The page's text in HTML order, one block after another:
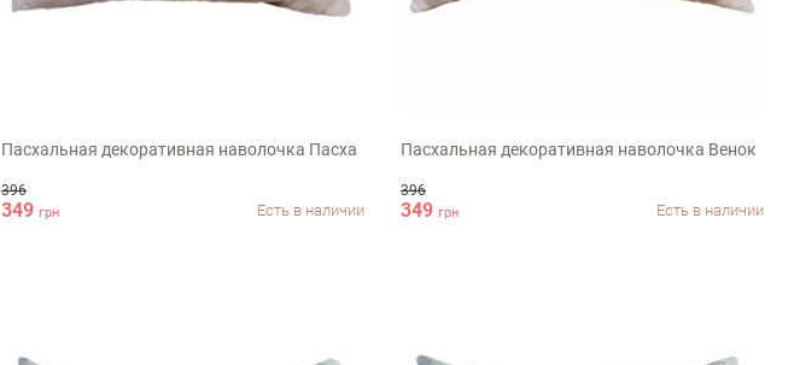
Пасхальная декоративная наволочка Пасха
396
349 грн Есть в наличии
Пасхальная декоративная наволочка Венок
396
349 грн Есть в наличии